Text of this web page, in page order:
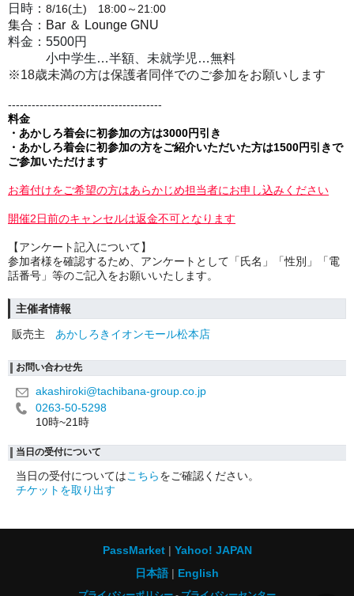
日時： 8/16(土) 18:00～21:00
集合： Bar ＆ Lounge GNU
料金：5500円
小中学生…半額、未就学児…無料
※18歳未満の方は保護者同伴でのご参加をお願いします
---------------------------------------
料金
・ あかしろ着会に初参加の方は3000円引き
・ あかしろ着会に初参加の方をご紹介いただいた方は1500円引きで
ご参加いただけます
お着付けをご希望の方はあらかじめ担当者にお申し込みください
開催2日前のキャンセルは返金不可となります
【アンケート記入について】
参加者様を確認するため、アンケートとして「氏名」「性別」「電
話番号」等のご記入をお願いいたします。
主催者情報
販売主
あかしろきイオンモール松本店
お問い合わせ先
akashiroki@tachibana-group.co.jp
0263-50-5298
10時~21時
当日の受付について
当日の受付についてはこちらをご確認ください。
チケットを取り出す
PassMarket
Yahoo! JAPAN
日本語
English